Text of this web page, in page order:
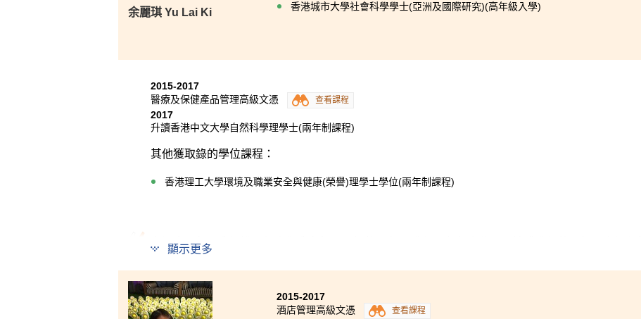
余麗琪 Yu Lai Ki 香港城市大學社會科學學士(亞洲及國際研究)(高年級入學)
2015-2017
醫療及保健產品管理高級文憑
查看課程
2017
升讀香港中文大學自然科學理學士(兩年制課程)
其他獲取錄的學位課程：
香港理工大學環境及職業安全與健康(榮譽)理學士學位(兩年制課程)
在過去兩年，我認識了很多與我有相似目標的朋友， 我們一起努力學習，達成我們的目標。本課程的
所有講師都非常友善，在我遇到困難時，他們總樂意幫助。除此以外，課程為我提供了很多實習機
會，包括本地或海外。在台灣大仁科技大學為期兩週的培訓課程對我而言是一項非常寶貴的經歷。
顯示更多
2015-2017
酒店管理高級文憑
查看課程